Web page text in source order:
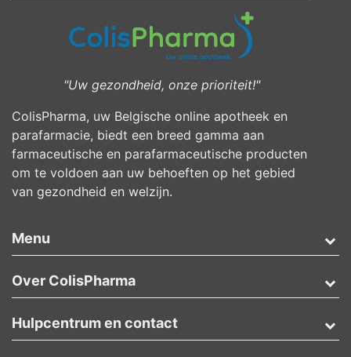
"Uw gezondheid, onze prioriteit!"
ColisPharma, uw Belgische online apotheek en
parafarmacie, biedt een breed gamma aan
farmaceutische en parafarmaceutische producten
om te voldoen aan uw behoeften op het gebied
van gezondheid en welzijn.
Menu
Over ColisPharma
Hulpcentrum en contact